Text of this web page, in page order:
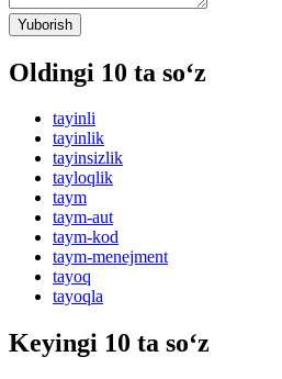
Yuborish
Oldingi 10 ta so‘z
tayinli
tayinlik
tayinsizlik
tayloqlik
taym
taym-aut
taym-kod
taym-menejment
tayoq
tayoqla
Keyingi 10 ta so‘z